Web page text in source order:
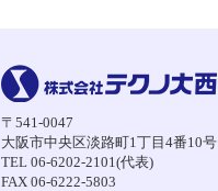
〒541-0047
大阪市中央区淡路町1丁目4番10号
TEL 06-6202-2101(代表)
FAX 06-6222-5803